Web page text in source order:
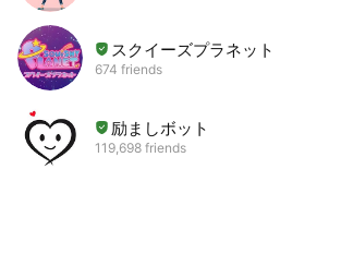
スクイーズプラネット
674 friends
励ましボット
119,698 friends